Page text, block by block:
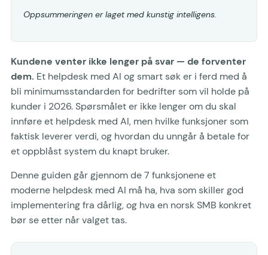
Oppsummeringen er laget med kunstig intelligens.
Kundene venter ikke lenger på svar — de forventer
dem. Et helpdesk med AI og smart søk er i ferd med å
bli minimumsstandarden for bedrifter som vil holde på
kunder i 2026. Spørsmålet er ikke lenger om du skal
innføre et helpdesk med AI, men hvilke funksjoner som
faktisk leverer verdi, og hvordan du unngår å betale for
et oppblåst system du knapt bruker.
Denne guiden går gjennom de 7 funksjonene et
moderne helpdesk med AI må ha, hva som skiller god
implementering fra dårlig, og hva en norsk SMB konkret
bør se etter når valget tas.